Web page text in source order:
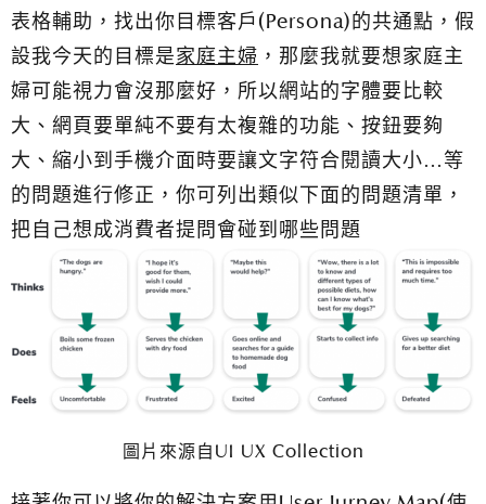
表格輔助，找出你目標客戶(Persona)的共通點，假
設我今天的目標是家庭主婦 ，那麼我就要想家庭主
婦可能視力會沒那麼好，所以網站的字體要比較
大、網頁要單純不要有太複雜的功能、按鈕要夠
大、縮小到手機介面時要讓文字符合閱讀大小…等
的問題進行修正，你可列出類似下面的問題清單，
把自己想成消費者提問會碰到哪些問題
圖片來源自UI UX Collection